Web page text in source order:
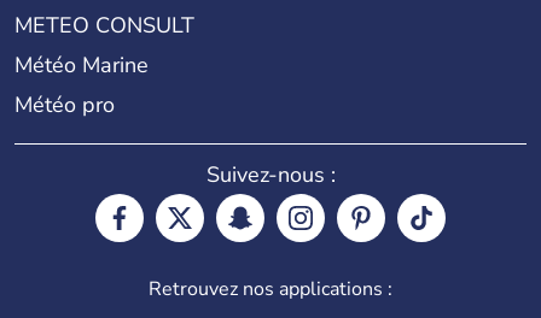
METEO CONSULT
Météo Marine
Météo pro
Suivez-nous :
Retrouvez nos applications :